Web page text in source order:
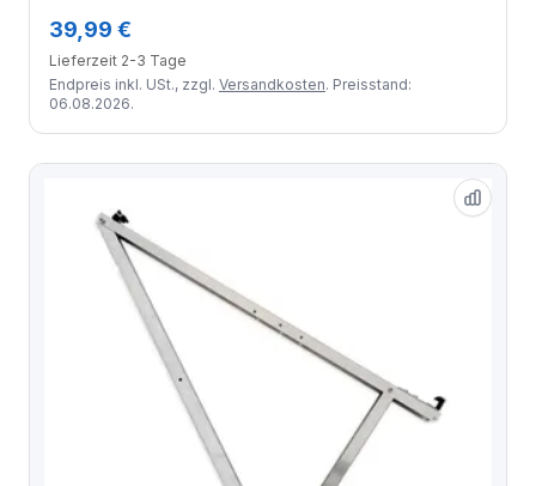
39,99 €
Lieferzeit 2-3 Tage
Endpreis inkl. USt., zzgl. Versandkosten. Preisstand:
06.08.2026.